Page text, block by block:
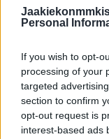
Personal
If you wish to opt-
processing of your
targeted
section to confirm
opt-out request is
interest-based ads
BEDARD
— World
Jos twiitti ei näy